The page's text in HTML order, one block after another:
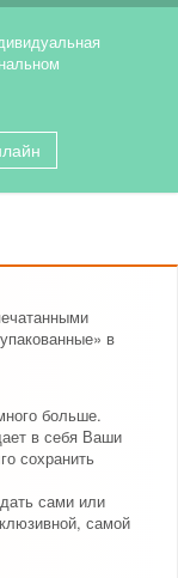
в
больше.
в себя Ваши
сохранить
сами или
самой